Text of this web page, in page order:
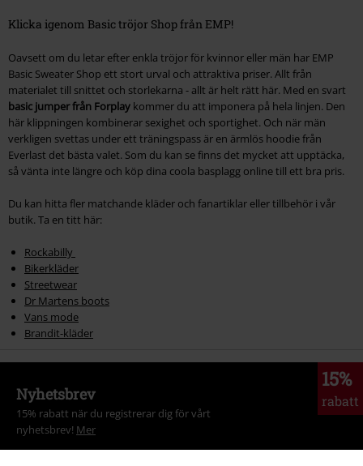
Klicka igenom Basic tröjor Shop från EMP!
Oavsett om du letar efter enkla tröjor för kvinnor eller män har EMP
Basic Sweater Shop ett stort urval och attraktiva priser. Allt från
materialet till snittet och storlekarna - allt är helt rätt här. Med en svart
basic jumper från Forplay kommer du att imponera på hela linjen. Den
här klippningen kombinerar sexighet och sportighet. Och när män
verkligen svettas under ett träningspass är en ärmlös hoodie från
Everlast det bästa valet. Som du kan se finns det mycket att upptäcka,
så vänta inte längre och köp dina coola basplagg online till ett bra pris.
Du kan hitta fler matchande kläder och fanartiklar eller tillbehör i vår
butik. Ta en titt här:
Rockabilly
Bikerkläder
Streetwear
Dr Martens boots
Vans mode
Brandit-kläder
15%
rabatt
Nyhetsbrev
15% rabatt när du registrerar dig för vårt
nyhetsbrev! Mer